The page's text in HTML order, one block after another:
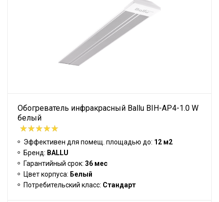
Обогреватель инфракрасный Ballu BIH-AP4-1.0 W
белый
Эффективен для помещ. площадью до: 12 м2
Бренд: BALLU
Гарантийный срок: 36 мес
Цвет корпуса: Белый
Потребительский класс: Стандарт